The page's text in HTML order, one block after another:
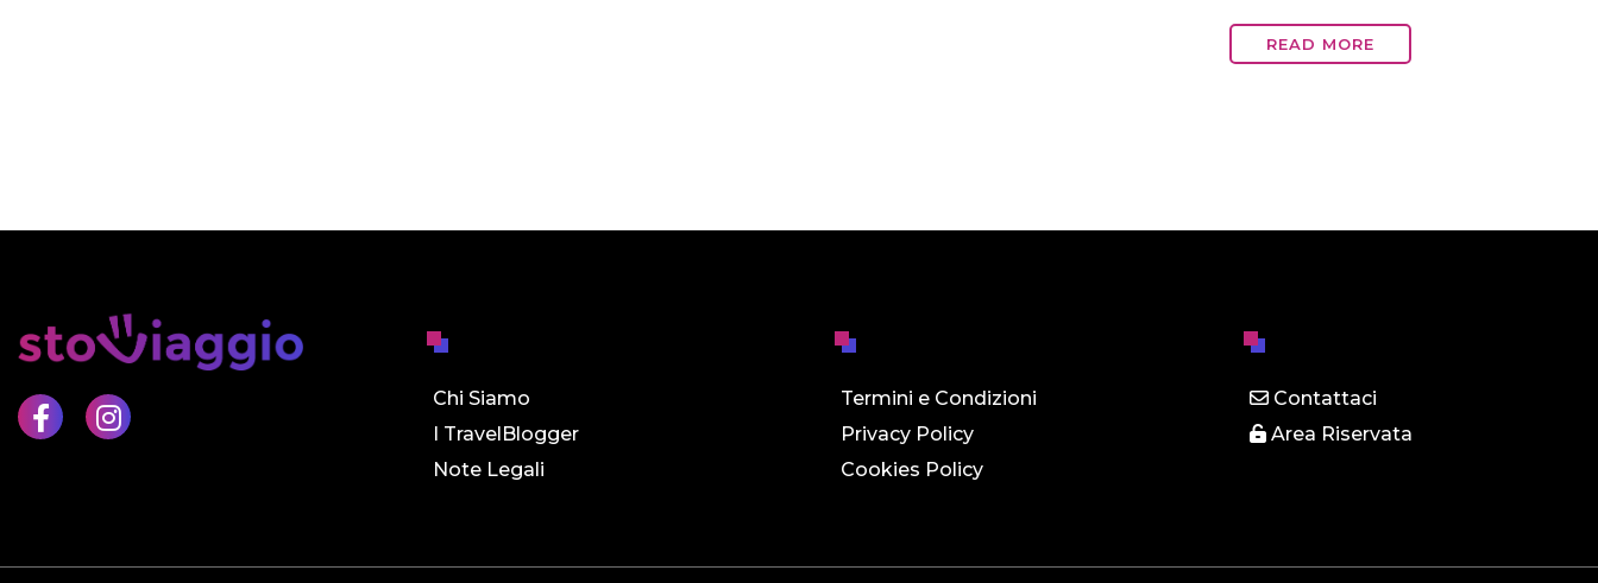
READ MORE
Chi Siamo
I TravelBlogger
Note Legali
Termini e Condizioni
Privacy Policy
Cookies Policy
Contattaci
Area Riservata